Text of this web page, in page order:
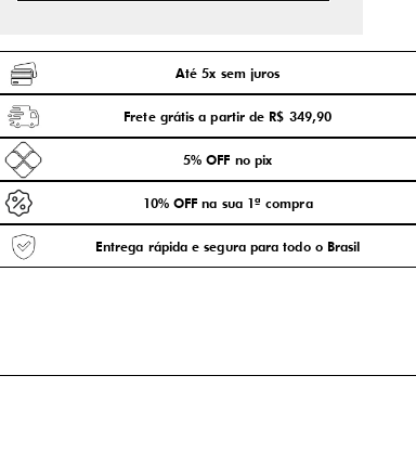
Até 5x sem juros
Frete grátis a partir de R$ 349,90
5% OFF no pix
10% OFF na sua 1ª compra
Entrega rápida e segura para todo o Brasil